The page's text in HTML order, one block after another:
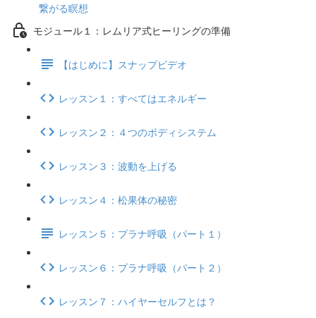
繋がる瞑想
モジュール１：レムリア式ヒーリングの準備
【はじめに】スナップビデオ
レッスン１：すべてはエネルギー
レッスン２：４つのボディシステム
レッスン３：波動を上げる
レッスン４：松果体の秘密
レッスン５：プラナ呼吸（パート１）
レッスン６：プラナ呼吸（パート２）
レッスン７：ハイヤーセルフとは？